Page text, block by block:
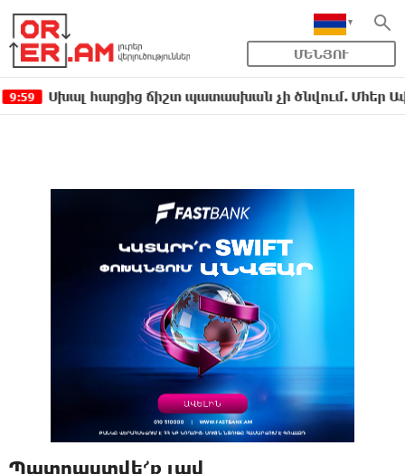
ՄԵՆՅՈՒ
հարցից ճիշտ պատասխան չի ծնվում. Մհեր Ավետիսյան
Պատրաստվե՜ք լավ